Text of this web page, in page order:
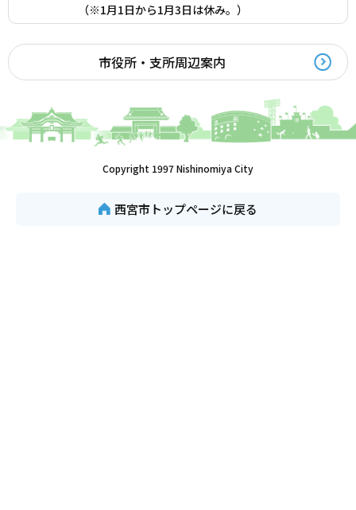
（※1月1日から1月3日は休み。）
市役所・支所周辺案内
Copyright 1997 Nishinomiya City
西宮市トップページに戻る